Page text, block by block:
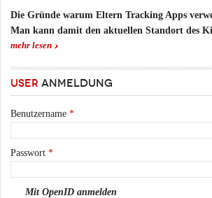
Die Gründe warum Eltern Tracking Apps
Man kann damit den aktuellen Standort des
mehr lesen
USER ANMELDUNG
Benutzername *
Passwort *
Mit OpenID anmelden